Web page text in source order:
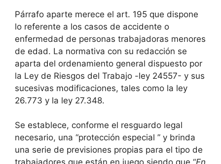
Párrafo aparte merece el art. 195 que dispone
lo referente a los casos de accidente o
enfermedad de personas trabajadoras menores
de edad. La normativa con su redacción se
aparta del ordenamiento general dispuesto por
la Ley de Riesgos del Trabajo -ley 24557- y sus
sucesivas modificaciones, tales como la ley
26.773 y la ley 27.348.
Se establece, conforme el resguardo legal
necesario, una “protección especial ” y brinda
una serie de previsiones propias para el tipo de
trabajadores que están en juego siendo que “En